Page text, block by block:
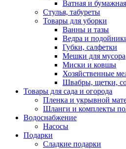
Ватная и
Стулья, табуреты
Товары для уборки
Ванны и тазы
Ведра и
Губки, салфетки
Мешки для мусора
Миски и ковшы
Хозяйственные
Швабры, щетки,
Товары для сада и огорода
Пленка и укрывной
Шланги и комплекты
Водоснабжение
Насосы
Подарки
Cладкие подарки